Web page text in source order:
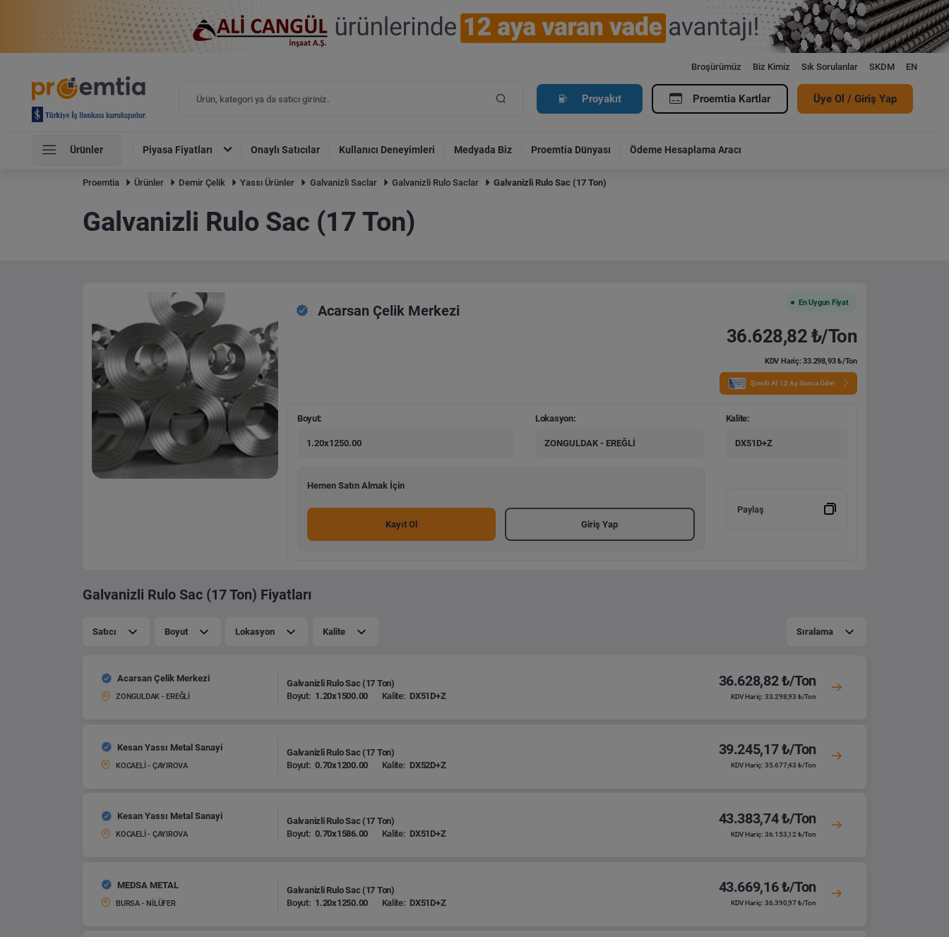
Broşürümüz Biz Kimiz Sık Sorulanlar SKDM EN
Proyakıt Proemtia Kartlar Üye Ol / Giriş Yap
Ürünler Piyasa Fiyatları Onaylı Satıcılar Kullanıcı Deneyimleri Medyada Biz Proemtia Dünyası Ödeme Hesaplama Aracı
Proemtia Ürünler Demir Çelik Yassı Ürünler Galvanizli Saclar Galvanizli Rulo Saclar Galvanizli Rulo Sac (17 Ton)
Galvanizli Rulo Sac (17 Ton)
Acarsan Çelik Merkezi
En Uygun Fiyat
36.628,82 ₺/Ton
KDV Hariç: 33.298,93 ₺/Ton
Şimdi Al 12 Ay Sonra Öde!
Boyut:
1.20x1250.00
Lokasyon:
ZONGULDAK - EREĞLİ
Kalite:
DX51D+Z
Hemen Satın Almak İçin
Kayıt Ol Giriş Yap
Paylaş
Galvanizli Rulo Sac (17 Ton) Fiyatları
Satıcı Boyut Lokasyon Kalite Sıralama
Acarsan Çelik Merkezi
ZONGULDAK - EREĞLİ
Galvanizli Rulo Sac (17 Ton)
Boyut: 1.20x1500.00 Kalite: DX51D+Z
36.628,82 ₺/Ton
KDV Hariç: 33.298,93 ₺/Ton
Kesan Yassı Metal Sanayi
KOCAELİ - ÇAYIROVA
Galvanizli Rulo Sac (17 Ton)
Boyut: 0.70x1200.00 Kalite: DX52D+Z
39.245,17 ₺/Ton
KDV Hariç: 35.677,43 ₺/Ton
Kesan Yassı Metal Sanayi
KOCAELİ - ÇAYIROVA
Galvanizli Rulo Sac (17 Ton)
Boyut: 0.70x1586.00 Kalite: DX51D+Z
43.383,74 ₺/Ton
KDV Hariç: 36.153,12 ₺/Ton
MEDSA METAL
BURSA - NİLÜFER
Galvanizli Rulo Sac (17 Ton)
Boyut: 1.20x1250.00 Kalite: DX51D+Z
43.669,16 ₺/Ton
KDV Hariç: 36.390,97 ₺/Ton